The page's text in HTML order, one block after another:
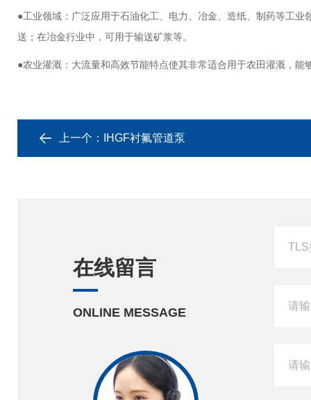
●工业领域：广泛应用于石油化工、电力、冶金、造纸、制药等工
送；在冶金行业中，可用于输送矿浆等。
●农业灌溉：大流量和高效节能特点使其非常适合用于农田灌溉，能
上一个： IHGF衬氟管道泵
在线留言
ONLINE MESSAGE